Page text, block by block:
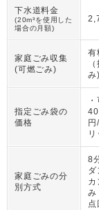
下水道料金
(20m³を使用した
場合の月額)
家庭ごみ収集
(可燃ごみ)
有
（
み)
指定ごみ袋の
価格
家庭ごみの分
別方式
8
み
点